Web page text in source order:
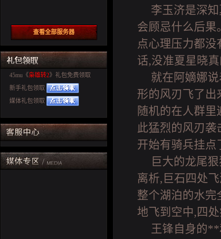
查看全部服务器
45mu《枭雄转2》礼包免费领取
新手礼包领取
媒体礼包领取
李玉济是深
会顾忌什么后果
点心理压力都
话,没准夏星晓
就在阿嫡娜
形的风刃飞了出
随机的在人群
此猛烈的风刃
开始有骑兵挂点
巨大的龙尾
离析,巨石四处
整个湖泊的水完
地飞到空中,四
王锋自身的